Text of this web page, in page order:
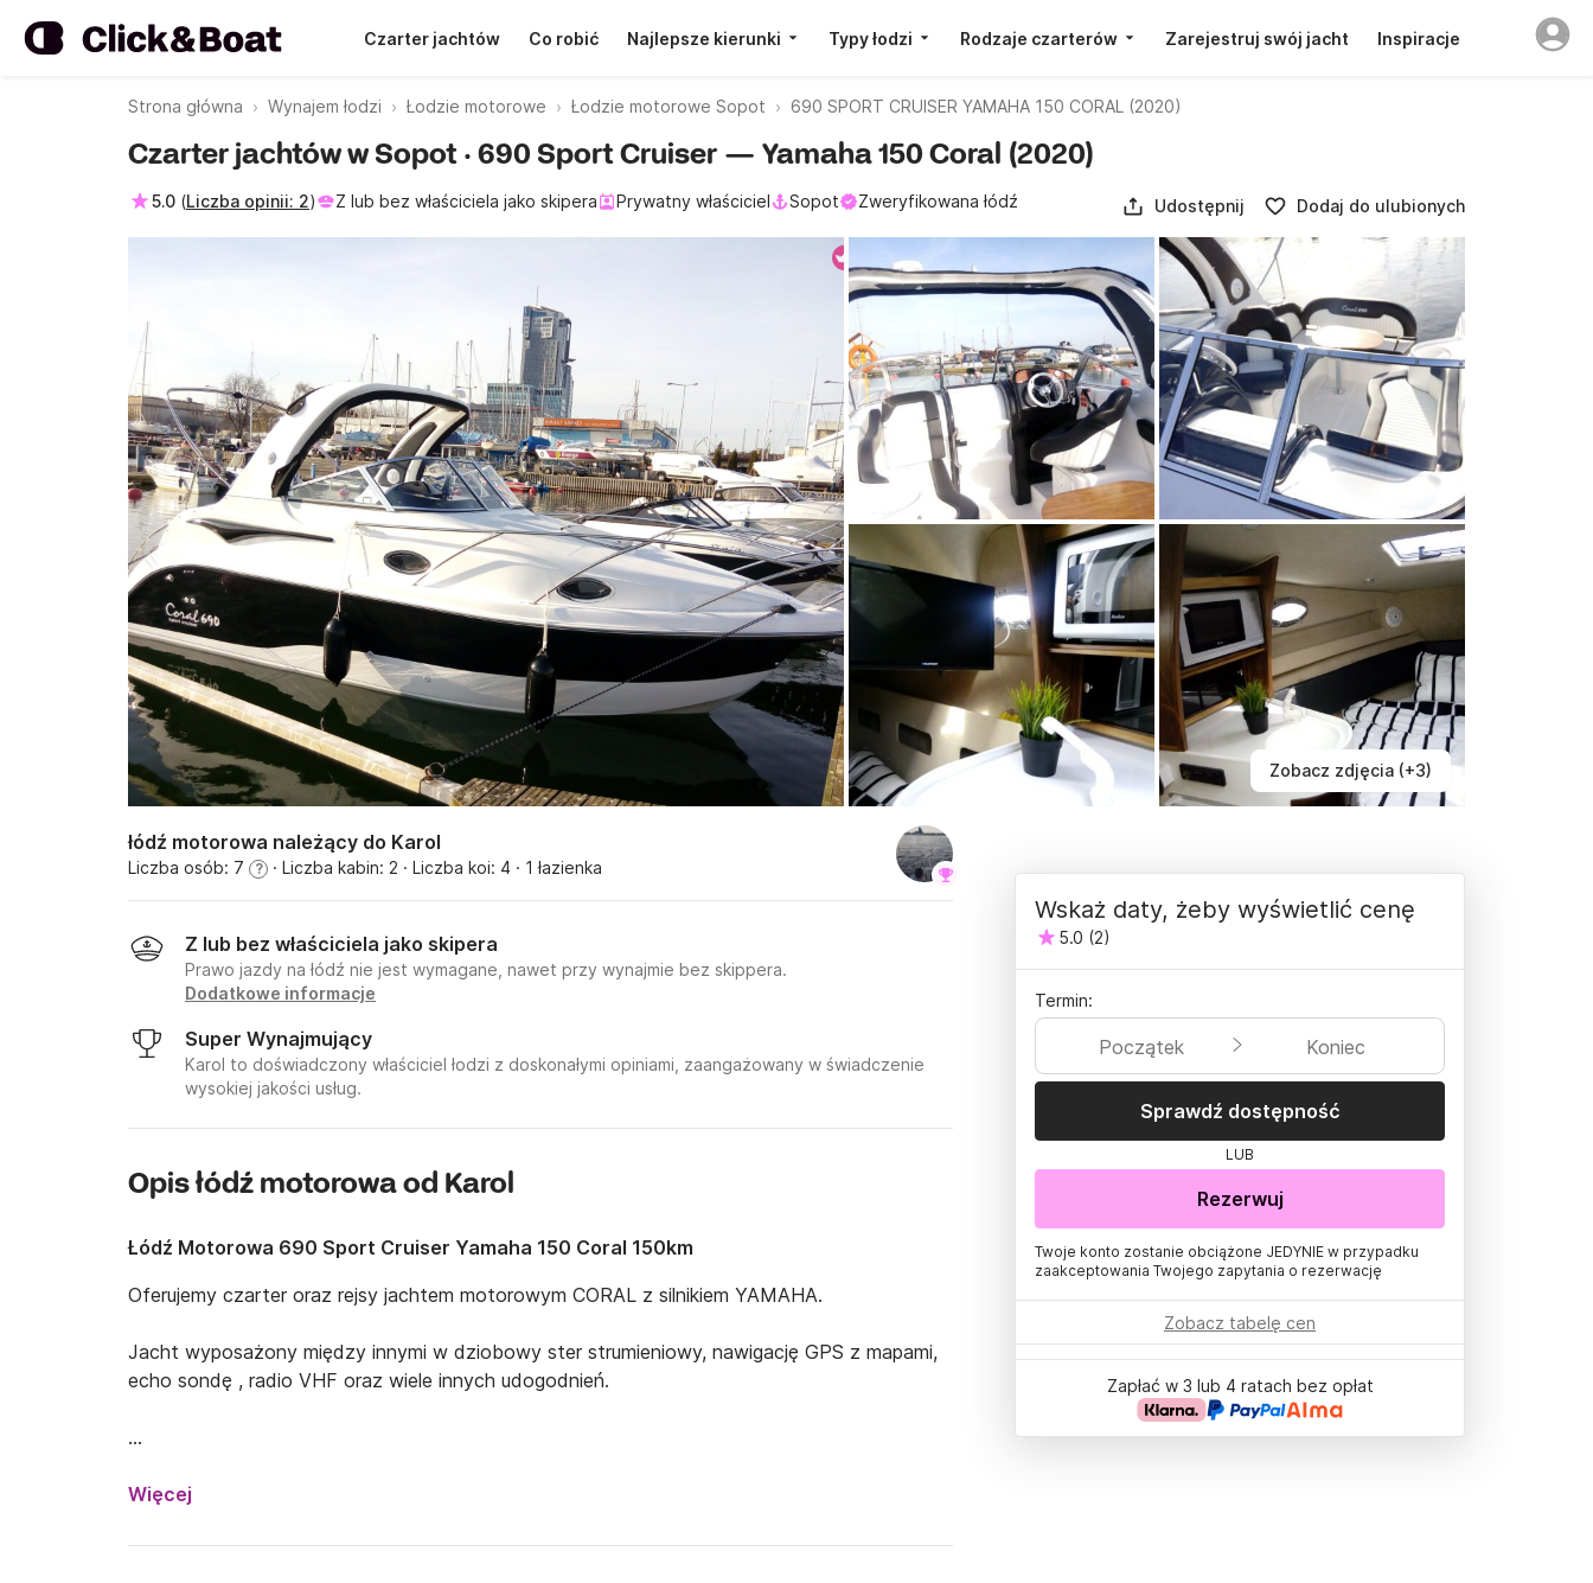
Czarter jachtów Co robić Najlepsze kierunki Typy łodzi Rodzaje czarterów Zarejestruj swój jacht Inspiracje
Strona główna Wynajem łodzi Łodzie motorowe Łodzie motorowe Sopot 690 SPORT CRUISER YAMAHA 150 CORAL (2020)
Zobacz zdjęcia (+3)
Czarter jachtów w Sopot · 690 Sport Cruiser — Yamaha 150 Coral (2020)
5.0 (Liczba opinii: 2) Z lub bez właściciela jako skipera Prywatny właściciel Sopot Zweryfikowana łódź Udostępnij Dodaj do ulubionych
łódź motorowa należący do Karol
Liczba osób: 7 ? · Liczba kabin: 2 · Liczba koi: 4 · 1 łazienka
Z lub bez właściciela jako skipera
Prawo jazdy na łódź nie jest wymagane, nawet przy wynajmie bez skippera.
Dodatkowe informacje
Super Wynajmujący
Karol to doświadczony właściciel łodzi z doskonałymi opiniami, zaangażowany w świadczenie
wysokiej jakości usług.
Opis łódź motorowa od Karol
Łódź Motorowa 690 Sport Cruiser Yamaha 150 Coral 150km
Oferujemy czarter oraz rejsy jachtem motorowym CORAL z silnikiem YAMAHA.
Jacht wyposażony między innymi w dziobowy ster strumieniowy, nawigację GPS z mapami,
echo sondę , radio VHF oraz wiele innych udogodnień.
Jesteśmy pierwszą i najsolidniejszą firmą zajmującą się od 10 lat czarterem łodzi i jachtów
Więcej
Wskaż daty, żeby wyświetlić cenę
5.0 (2)
Termin:
Początek Koniec
Sprawdź dostępność
LUB
Rezerwuj
Twoje konto zostanie obciążone JEDYNIE w przypadku
zaakceptowania Twojego zapytania o rezerwację
Zobacz tabelę cen
Zapłać w 3 lub 4 ratach bez opłat